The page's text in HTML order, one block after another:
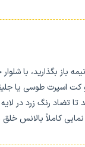
باز بگذارید، با
کت اسپرت طوسی یا
تا تضاد رنگ زرد در
کاملاً بالانس